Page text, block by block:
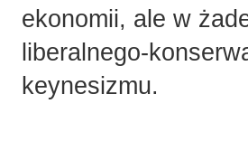
ekonomii, ale w
liberalnego-
keynesizmu.